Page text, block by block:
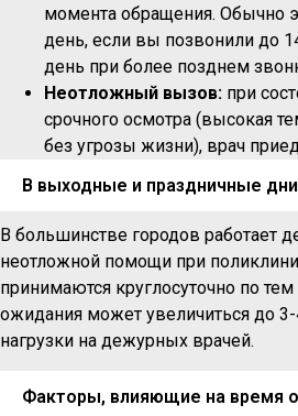
момента обращения. Обычно
день, если вы позвонили до
день при более позднем
Неотложный вызов: при
срочного осмотра (высокая
без угрозы жизни), врач
В выходные и праздничные дни
В большинстве городов работает
неотложной помощи при
принимаются круглосуточно по
ожидания может увеличиться до
нагрузки на дежурных врачей.
Факторы, влияющие на время